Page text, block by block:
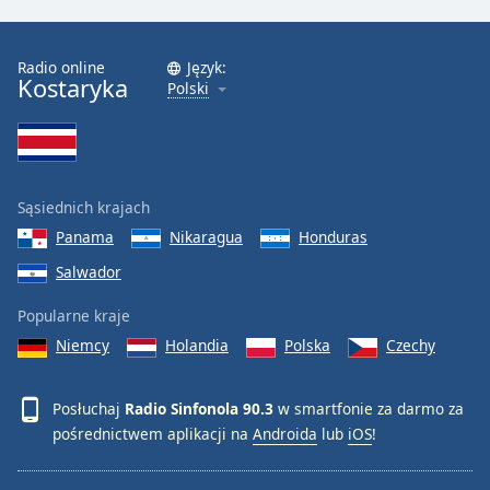
Radio online
Kostaryka
Język:
Polski
Sąsiednich krajach
Panama
Nikaragua
Honduras
Salwador
Popularne kraje
Niemcy
Holandia Polska Czechy
Posłuchaj Radio Sinfonola 90.3 w smartfonie za darmo za
pośrednictwem aplikacji na Androida lub iOS!